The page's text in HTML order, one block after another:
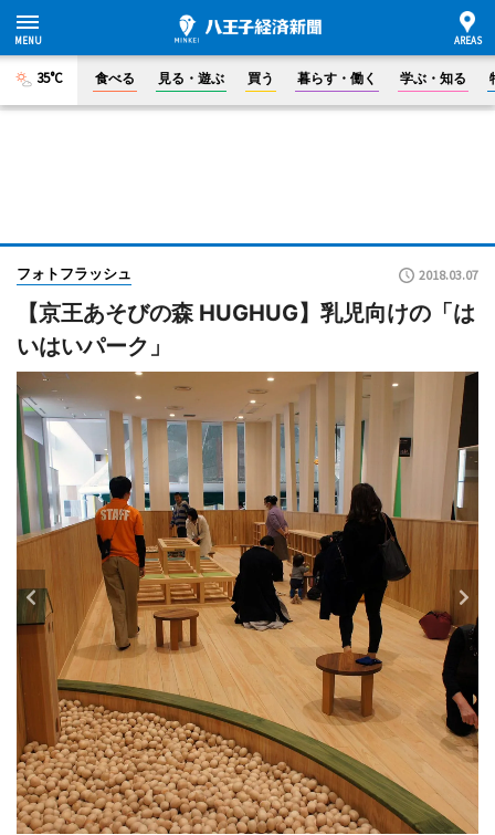
35°C 食べる 見る・遊ぶ 買う 暮らす・働く 学ぶ・知る
フォトフラッシュ 2018.03.07
【京王あそびの森 HUGHUG】乳児向けの「は
いはいパーク」